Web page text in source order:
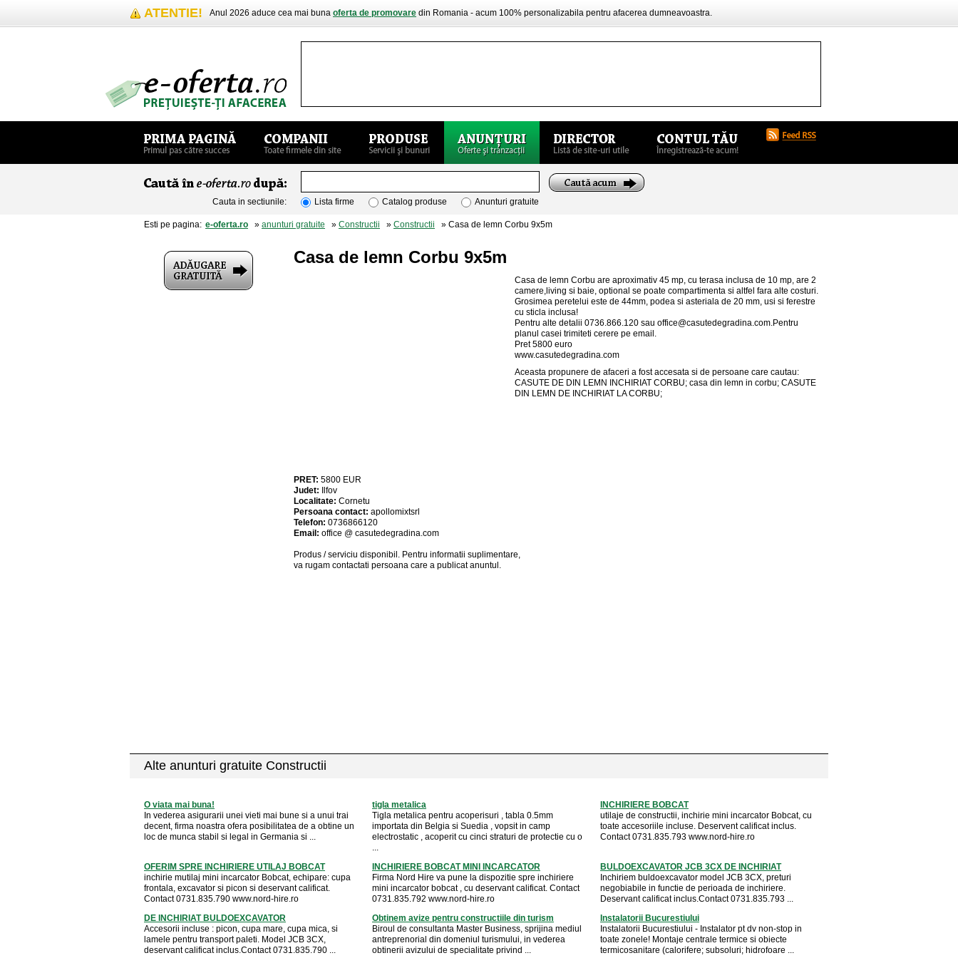
ATENTIE! Anul 2026 aduce cea mai buna oferta de promovare din Romania - acum 100% personalizabila pentru afacerea dumneavoastra.
Cauta in sectiunile: Lista firme Catalog produse Anunturi gratuite
Esti pe pagina: e-oferta.ro » anunturi gratuite » Constructii » Constructii » Casa de lemn Corbu 9x5m
Casa de lemn Corbu 9x5m
Casa de lemn Corbu are aproximativ 45 mp, cu terasa inclusa de 10 mp, are 2
camere,living si baie, optional se poate compartimenta si altfel fara alte costuri.
Grosimea peretelui este de 44mm, podea si asteriala de 20 mm, usi si ferestre
cu sticla inclusa!
Pentru alte detalii 0736.866.120 sau office@casutedegradina.com.Pentru
planul casei trimiteti cerere pe email.
Pret 5800 euro
www.casutedegradina.com
PRET: 5800 EUR
Judet:
Ilfov
Localitate: Cornetu
Persoana contact: apollomixtsrl
Telefon: 0736866120
Email: office @ casutedegradina.com
Produs / serviciu disponibil . Pentru informatii suplimentare,
va rugam contactati persoana care a publicat anuntul.
Aceasta propunere de afaceri a fost accesata si de persoane care cautau:
CASUTE DE DIN LEMN INCHIRIAT CORBU; casa din lemn in corbu; CASUTE
DIN LEMN DE INCHIRIAT LA CORBU;
Alte anunturi gratuite Constructii
O viata mai buna!
In vederea asigurarii unei vieti mai bune si a unui trai
decent, firma noastra ofera posibilitatea de a obtine un
loc de munca stabil si legal in Germania si ...
tigla metalica
Tigla metalica pentru acoperisuri , tabla 0.5mm
importata din Belgia si Suedia , vopsit in camp
electrostatic , acoperit cu cinci straturi de protectie cu o
...
INCHIRIERE BOBCAT
utilaje de constructii, inchirie mini incarcator Bobcat, cu
toate accesoriile incluse. Deservent calificat inclus.
Contact 0731.835.793 www.nord-hire.ro
OFERIM SPRE INCHIRIERE UTILAJ BOBCAT
inchirie mutilaj mini incarcator Bobcat, echipare: cupa
frontala, excavator si picon si deservant calificat.
Contact 0731.835.790 www.nord-hire.ro
INCHIRIERE BOBCAT MINI INCARCATOR
Firma Nord Hire va pune la dispozitie spre inchiriere
mini incarcator bobcat , cu deservant calificat. Contact
0731.835.792 www.nord-hire.ro
BULDOEXCAVATOR JCB 3CX DE INCHIRIAT
Inchiriem buldoexcavator model JCB 3CX, preturi
negobiabile in functie de perioada de inchiriere.
Deservant calificat inclus.Contact 0731.835.793 ...
DE INCHIRIAT BULDOEXCAVATOR
Accesorii incluse : picon, cupa mare, cupa mica, si
lamele pentru transport paleti. Model JCB 3CX,
deservant calificat inclus.Contact 0731.835.790 ...
Obtinem avize pentru constructiile din turism
Biroul de consultanta Master Business, sprijina mediul
antreprenorial din domeniul turismului, in vederea
obtinerii avizului de specialitate privind ...
Instalatorii Bucurestiului
Instalatorii Bucurestiului - Instalator pt dv non-stop in
toate zonele! Montaje centrale termice si obiecte
termicosanitare (calorifere; subsoluri; hidrofoare ...